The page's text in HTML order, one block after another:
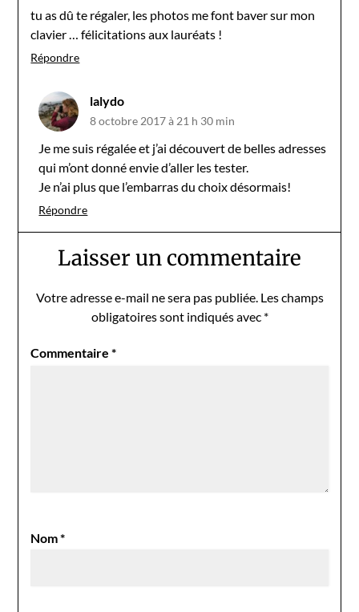
tu as dû te régaler, les photos me font baver sur mon
clavier … félicitations aux lauréats !
Répondre
lalydo
8 octobre 2017 à 21 h 30 min
Je me suis régalée et j’ai découvert de belles adresses
qui m’ont donné envie d’aller les tester.
Je n’ai plus que l’embarras du choix désormais!
Répondre
Laisser un commentaire
Votre adresse e-mail ne sera pas publiée. Les champs
obligatoires sont indiqués avec *
Commentaire*
Nom*